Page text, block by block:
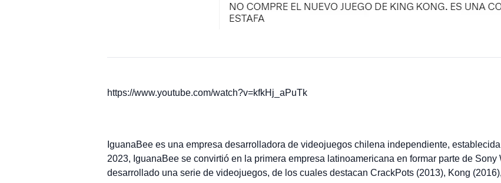
https://www.youtube.com/watch?v=kfkHj_aPuTk
IguanaBee es una empresa desarrolladora de videojuegos chilena independiente,
2023, IguanaBee se convirtió en la primera empresa latinoamericana en formar parte de
desarrollado una serie de videojuegos, de los cuales destacan CrackPots (2013), Kong